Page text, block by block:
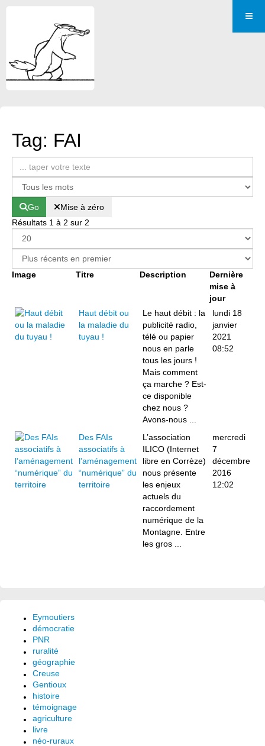
Tag: FAI
Go
Mise à zéro
Résultats 1 à 2 sur 2
Image Titre Description
Dernière
mise à
jour
Haut débit ou
la maladie du
tuyau !
Le haut débit : la
publicité radio,
télé ou papier
nous en parle
tous les jours !
Mais comment
ça marche ? Est-
ce disponible
chez nous ?
Avons-nous ...
lundi 18
janvier
2021
08:52
Des FAIs
associatifs à
l’aménagement
“numérique” du
territoire
L’association
ILICO (Internet
libre en Corrèze)
nous présente
les enjeux
actuels du
raccordement
numérique de la
Montagne. Entre
les gros ...
mercredi
7
décembre
2016
12:02
Eymoutiers
démocratie
PNR
ruralité
géographie
Creuse
Gentioux
histoire
témoignage
agriculture
livre
néo-ruraux